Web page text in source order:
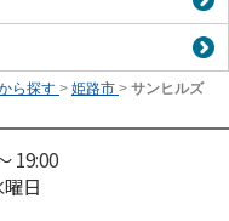
ら探す > 姫路市 > サンヒルズ
19:00
日